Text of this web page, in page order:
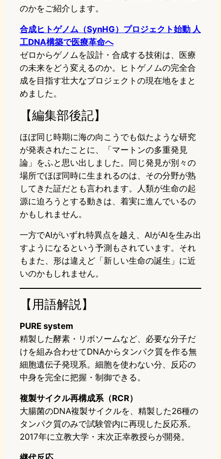
のかをご紹介します。
合成ヒトゲノム（SynHG）プロジェクト始動 人
工DNA構築で医療革命へ
ゼロからゲノムを設計・合成する技術は、医療
の未来をどう変えるのか。ヒトゲノムの完全合
成を目指す壮大なプロジェクトの現在地をまと
めました。
【編集部後記】
ほぼ同じ時期に海の向こうでも似たような研究
が発表されたことに、「マートンの多重発見
論」をふと思い出しました。同じ発見が別々の
場所でほぼ同時に生まれるのは、その分野が熟
してきた証だとも言われます。人類が生命の起
源に迫ろうとする動きは、着実に進んでいるの
かもしれません。
一方でAIがいずれ特異点を越え、AIがAIを生み出
すようになるという予測もされています。それ
もまた、形は違えど「新しい生命の誕生」に近
いのかもしれません。
【用語解説】
PURE system
精製した酵素・リボソームなど、必要な分子だ
けを組み合わせてDNAからタンパク質を作る無
細胞遺伝子発現系。細胞を使わない分、反応の
中身を完全に把握・制御できる。
複製サイクル再構成系（RCR）
大腸菌のDNA複製サイクルを、精製した26種の
タンパク質のみで試験管内に再現した反応系。
2017年に立教大学・末次正幸教授らが開発。